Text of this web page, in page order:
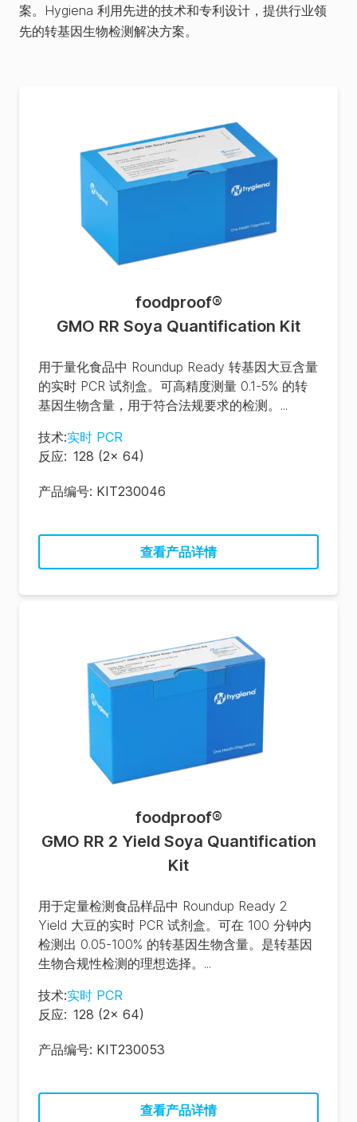
案。Hygiena 利用先进的技术和专利设计，提供行业领
先的转基因生物检测解决方案。
foodproof®
GMO RR Soya Quantification Kit
用于量化食品中 Roundup Ready 转基因大豆含量
的实时 PCR 试剂盒。可高精度测量 0.1-5% 的转
基因生物含量，用于符合法规要求的检测。...
技术:实时 PCR
反应: 128 (2x 64)
产品编号: KIT230046
查看产品详情
foodproof®
GMO RR 2 Yield Soya Quantification
Kit
用于定量检测食品样品中 Roundup Ready 2
Yield 大豆的实时 PCR 试剂盒。可在 100 分钟内
检测出 0.05-100% 的转基因生物含量。是转基因
生物合规性检测的理想选择。...
技术:实时 PCR
反应: 128 (2x 64)
产品编号: KIT230053
查看产品详情